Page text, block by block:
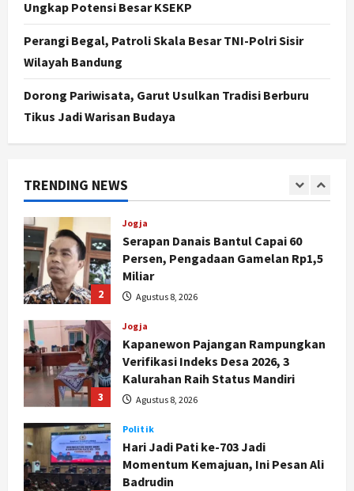
Ungkap Potensi Besar KSEKP
Perangi Begal, Patroli Skala Besar TNI-Polri Sisir
Wilayah Bandung
Dorong Pariwisata, Garut Usulkan Tradisi Berburu
Tikus Jadi Warisan Budaya
TRENDING NEWS
5
Peringatan HUT ke-270 Kota
Agustus 7, 2026
1
Politik
2
Jogja
Serapan Danais Bantul Capai 60
Persen, Pengadaan Gamelan Rp1,5
Miliar
Agustus 8, 2026
3
Jogja
Kapanewon Pajangan Rampungkan
Verifikasi Indeks Desa 2026, 3
Kalurahan Raih Status Mandiri
Agustus 8, 2026
Politik
Hari Jadi Pati ke-703 Jadi
Momentum Kemajuan, Ini Pesan Ali
Badrudin